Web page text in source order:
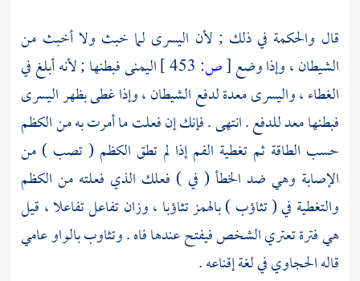
قال والحكمة في ذلك ; لأن اليسرى لما خبث ولا أخبث من
الشيطان ، وإذا وضع[ص:
اليمنى فبطنها ; لأنه أبلغ في
الغطاء ، واليسرى معدة لدفع الشيطان ، وإذا غطى بظهر اليسرى
فبطنها معد للدفع . انتهى . فإنك إن فعلت ما أمرت به من الكظم
حسب الطاقة ثم تغطية الفم إذا لم تطق الكظم ( تصب ) من
الإصابة وهي ضد الخطأ ( في ) فعلك الذي فعلته من الكظم
والتغطية في ( تثاؤب ) بالهمز تثاؤبا ، وزان تفاعل تفاعلا ، قيل
هي فترة تعتري الشخص فيفتح عندها فاه . وتثاوب بالواو عامي
قالهالحجاويفي لغة إقناعه .